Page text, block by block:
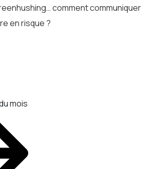
comment communiquer
en risque ?
mois